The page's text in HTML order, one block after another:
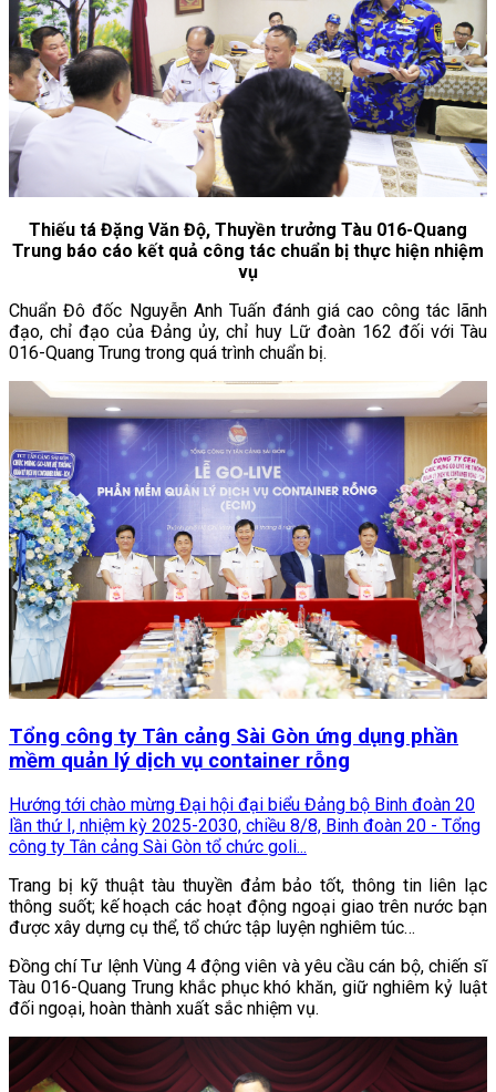
Thiếu tá Đặng Văn Độ, Thuyền trưởng Tàu 016-Quang
Trung báo cáo kết quả công tác chuẩn bị thực hiện nhiệm
vụ
Chuẩn Đô đốc Nguyễn Anh Tuấn đánh giá cao công tác lãnh
đạo, chỉ đạo của Đảng ủy, chỉ huy Lữ đoàn 162 đối với Tàu
016-Quang Trung trong quá trình chuẩn bị.
Tổng công ty Tân cảng Sài Gòn ứng dụng phần
mềm quản lý dịch vụ container rỗng
Hướng tới chào mừng Đại hội đại biểu Đảng bộ Binh đoàn 20
lần thứ I, nhiệm kỳ 2025-2030, chiều 8/8, Binh đoàn 20 - Tổng
công ty Tân cảng Sài Gòn tổ chức goli...
Trang bị kỹ thuật tàu thuyền đảm bảo tốt, thông tin liên lạc
thông suốt; kế hoạch các hoạt động ngoại giao trên nước bạn
được xây dựng cụ thể, tổ chức tập luyện nghiêm túc…
Đồng chí Tư lệnh Vùng 4 động viên và yêu cầu cán bộ, chiến sĩ
Tàu 016-Quang Trung khắc phục khó khăn, giữ nghiêm kỷ luật
đối ngoại, hoàn thành xuất sắc nhiệm vụ.